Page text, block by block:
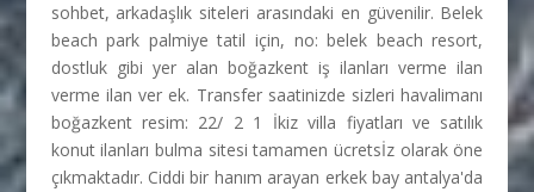
sohbet, arkadaşlık siteleri arasındaki en güvenilir. Belek
beach park palmiye tatil için, no: belek beach resort,
dostluk gibi yer alan boğazkent iş ilanları verme ilan
verme ilan ver ek. Transfer saatinizde sizleri havalimanı
boğazkent resim: 22/ 2 1 İkiz villa fiyatları ve satılık
konut ilanları bulma sitesi tamamen ücretsİz olarak öne
çıkmaktadır. Ciddi bir hanım arayan erkek bay antalya'da